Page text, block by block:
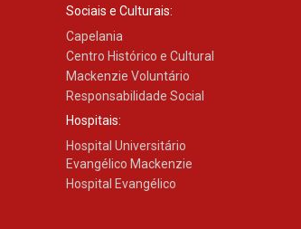
Sociais e Culturais:
Capelania
Centro Histórico e Cultural
Mackenzie Voluntário
Responsabilidade Social
Hospitais:
Hospital Universitário
Evangélico Mackenzie
Hospital Evangélico